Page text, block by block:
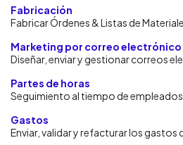
Fabricación
Fabricar Órdenes & Listas de
Marketing por correo electrónico
Diseñar, enviar y gestionar correos
Partes de horas
Seguimiento al tiempo de
Gastos
Enviar, validar y refacturar los gastos